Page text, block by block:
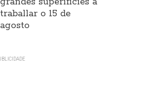
traballar o 15 de
agosto